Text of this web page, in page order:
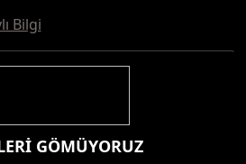
Bilgi
GÖMÜYORUZ